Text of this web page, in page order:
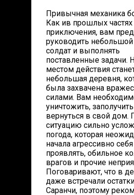
Привычная механика
Как ив прошлых частях
приключения, вам
руководить небольшой
солдат и выполнять
поставленные задачи.
местом действия
небольшая деревня,
была захвачена
силами. Вам
уничтожить,
вернуться в свой дом.
ситуацию сильно
погода, которая
начала агрессивно себя
проявлять, обильное
врагов и прочие
Поговаривают, что в
даже встречали
Саранчи, поэтому